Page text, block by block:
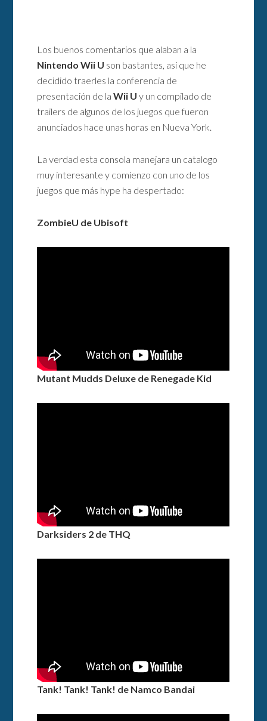
Los buenos comentarios que alaban a la
Nintendo Wii U son bastantes, así que he
decidido traerles la conferencia de
presentación de laWii U y un compilado de
trailers de algunos de los juegos que fueron
anunciados hace unas horas en Nueva York.
La verdad esta consola manejara un catalogo
muy interesante y comienzo con uno de los
juegos que más hype ha despertado:
ZombieU de Ubisoft
Mutant Mudds Deluxe de Renegade Kid
Darksiders 2 de THQ
Tank! Tank! Tank! de Namco Bandai